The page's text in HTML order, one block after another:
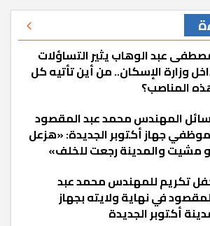
عبد الوهاب يثير التساؤلات
وزارة الإسكان.. من أين تأتيه كل
المناصب؟
المهندس محمد عبد المقصود
جهاز أكتوبر الجديدة: «هزعل
مشيت والمدينة رجعت للخلف»
تكريم للمهندس محمد عبد
في نهاية ولايته بجهاز
أكتوبر الجديدة